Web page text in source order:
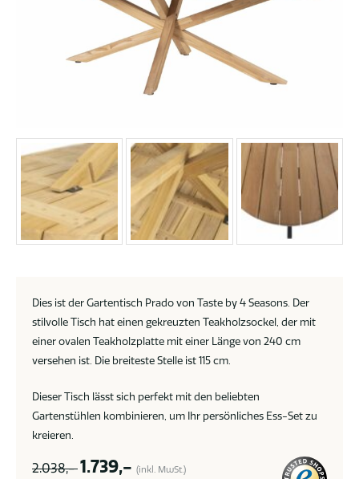
Dies ist der Gartentisch Prado von Taste by 4 Seasons. Der
stilvolle Tisch hat einen gekreuzten Teakholzsockel, der mit
einer ovalen Teakholzplatte mit einer Länge von 240 cm
versehen ist. Die breiteste Stelle ist 115 cm.
Dieser Tisch lässt sich perfekt mit den beliebten
Gartenstühlen kombinieren, um Ihr persönliches Ess-Set zu
kreieren.
2.038,- 1.739,- (inkl. MwSt.)